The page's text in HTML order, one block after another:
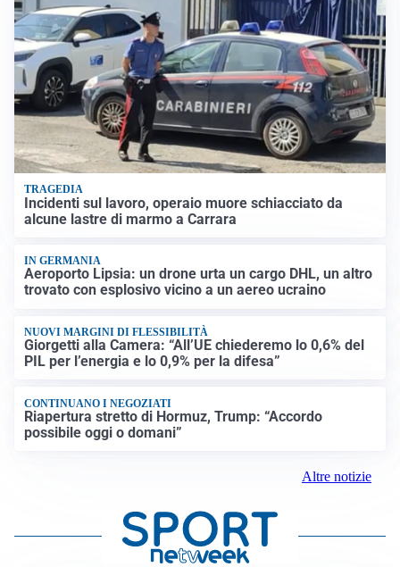
TRAGEDIA
Incidenti sul lavoro, operaio muore schiacciato da
alcune lastre di marmo a Carrara
IN GERMANIA
Aeroporto Lipsia: un drone urta un cargo DHL, un altro
trovato con esplosivo vicino a un aereo ucraino
NUOVI MARGINI DI FLESSIBILITÀ
Giorgetti alla Camera: “All’UE chiederemo lo 0,6% del
PIL per l’energia e lo 0,9% per la difesa”
CONTINUANO I NEGOZIATI
Riapertura stretto di Hormuz, Trump: “Accordo
possibile oggi o domani”
Altre notizie